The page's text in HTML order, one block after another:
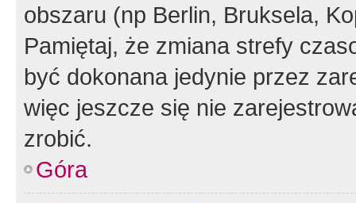
obszaru (np Berlin, Bruksela,
Pamiętaj, że zmiana strefy
być dokonana jedynie przez
więc jeszcze się nie
zrobić.
Góra